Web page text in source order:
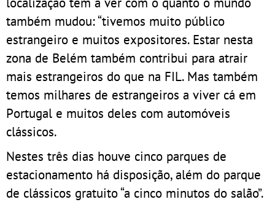
também mudou: “tivemos muito público
estrangeiro e muitos expositores. Estar nesta
zona de Belém também contribui para atrair
mais estrangeiros do que na FIL. Mas também
temos milhares de estrangeiros a viver cá em
Portugal e muitos deles com automóveis
clássicos.
Nestes três dias houve cinco parques de
estacionamento há disposição, além do parque
de clássicos gratuito “a cinco minutos do salão”.